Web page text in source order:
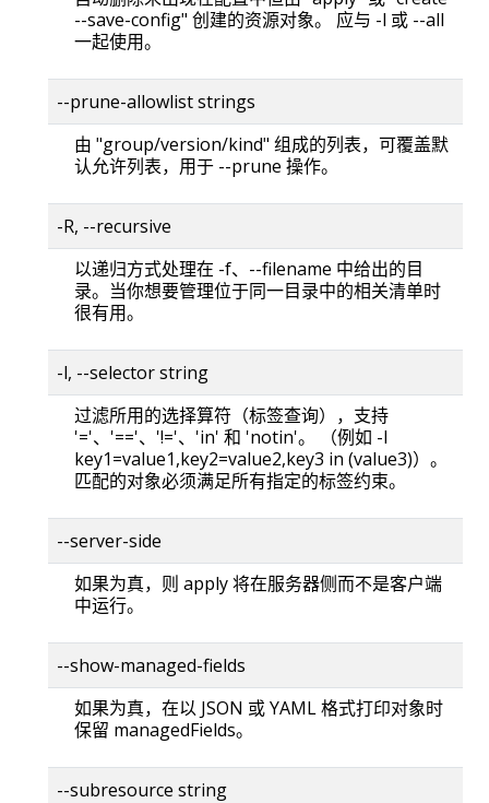
--save-config" 创建的资源对象。 应与 -l 或 --all
一起使用。
--prune-allowlist strings
由 "group/version/kind" 组成的列表，可覆盖默
认允许列表，用于 --prune 操作。
-R, --recursive
以递归方式处理在 -f、--filename 中给出的目
录。当你想要管理位于同一目录中的相关清单时
很有用。
-l, --selector string
过滤所用的选择算符（标签查询），支持
'='、'=='、'!='、'in' 和 'notin'。 （例如 -l
key1=value1,key2=value2,key3 in (value3)）。
匹配的对象必须满足所有指定的标签约束。
--server-side
如果为真，则 apply 将在服务器侧而不是客户端
中运行。
--show-managed-fields
如果为真，在以 JSON 或 YAML 格式打印对象时
保留 managedFields。
--subresource string